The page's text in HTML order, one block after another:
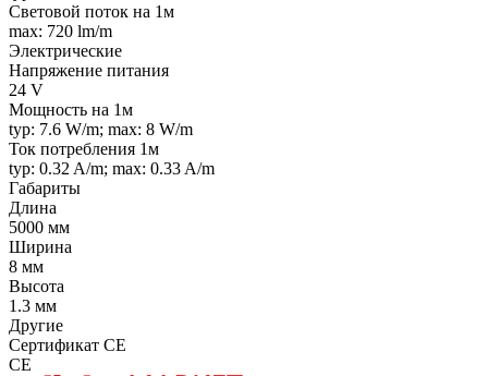
Световой поток на 1м
max: 720 lm/m
Электрические
Напряжение питания
24 V
Мощность на 1м
typ: 7.6 W/m; max: 8 W/m
Ток потребления 1м
typ: 0.32 A/m; max: 0.33 A/m
Габариты
Длина
5000 мм
Ширина
8 мм
Высота
1.3 мм
Другие
Сертификат CE
CE